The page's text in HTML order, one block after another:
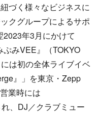
づく様々なビジネスに
クグループによるサポ
年3月にかけて
ぷみVEE』（TOKYO
は初の全体ライブイベ
』」を東京・Zepp
業時には
、DJ／クラブミュー